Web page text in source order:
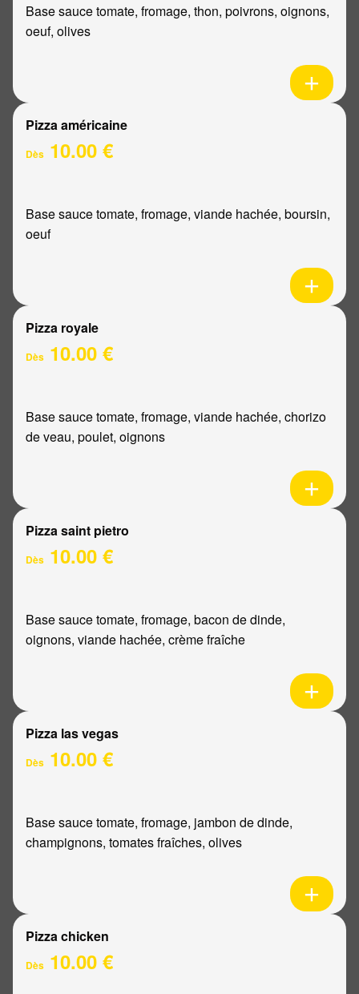
Base sauce tomate, fromage, thon, poivrons, oignons,
oeuf, olives
Pizza américaine
Dès 10.00 €
Base sauce tomate, fromage, viande hachée, boursin,
oeuf
Pizza royale
Dès 10.00 €
Base sauce tomate, fromage, viande hachée, chorizo
de veau, poulet, oignons
Pizza saint pietro
Dès 10.00 €
Base sauce tomate, fromage, bacon de dinde,
oignons, viande hachée, crème fraîche
Pizza las vegas
Dès 10.00 €
Base sauce tomate, fromage, jambon de dinde,
champignons, tomates fraîches, olives
Pizza chicken
Dès 10.00 €